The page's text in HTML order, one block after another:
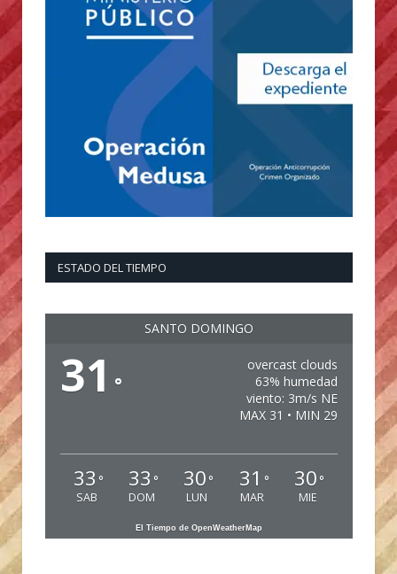
ESTADO DEL TIEMPO
SANTO DOMINGO
31 °
overcast clouds
63% humedad
viento: 3m/s NE
MAX 31 • MIN 29
33 °
SAB
33 °
DOM
30 °
LUN
31 °
MAR
30 °
MIE
El Tiempo de OpenWeatherMap